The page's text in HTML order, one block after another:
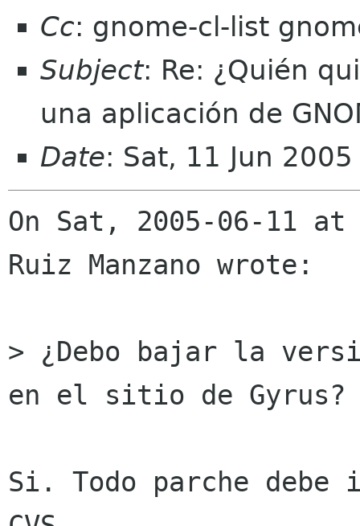
Cc: gnome-cl-list
Subject: Re: ¿Quién
una aplicación de
Date: Sat, 11 Jun
On Sat, 2005-06-11
Ruiz Manzano wrote:
> ¿Debo bajar la
en el sitio de Gyrus?
Si. Todo parche